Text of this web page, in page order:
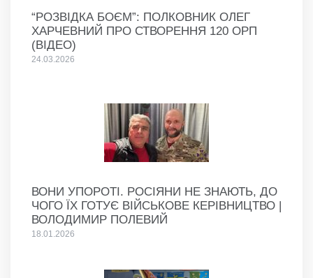
“РОЗВІДКА БОЄМ”: ПОЛКОВНИК ОЛЕГ
ХАРЧЕВНИЙ ПРО СТВОРЕННЯ 120 ОРП
(ВІДЕО)
24.03.2026
ВОНИ УПОРОТІ. РОСІЯНИ НЕ ЗНАЮТЬ, ДО
ЧОГО ЇХ ГОТУЄ ВІЙСЬКОВЕ КЕРІВНИЦТВО |
ВОЛОДИМИР ПОЛЕВИЙ
18.01.2026